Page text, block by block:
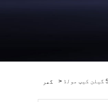
گھر > 5 گیلن کیپ مولڈ